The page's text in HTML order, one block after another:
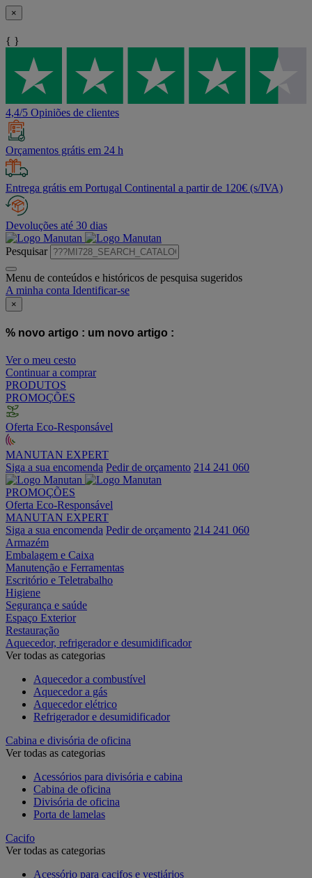
×
{ }
4,4/5 Opiniões de clientes
Orçamentos grátis em 24 h
Entrega grátis em Portugal Continental a partir de 120€ (s/IVA)
Devoluções até 30 dias
Pesquisar
Menu de conteúdos e históricos de pesquisa sugeridos
A minha conta Identificar-se
×
% novo artigo : um novo artigo :
Ver o meu cesto
Continuar a comprar
PRODUTOS
PROMOÇÕES
Oferta Eco-Responsável
MANUTAN EXPERT
Siga a sua encomenda Pedir de orçamento 214 241 060
PROMOÇÕES
Oferta Eco-Responsável
MANUTAN EXPERT
Siga a sua encomenda Pedir de orçamento 214 241 060
Armazém
Embalagem e Caixa
Manutenção e Ferramentas
Escritório e Teletrabalho
Higiene
Segurança e saúde
Espaço Exterior
Restauração
Aquecedor, refrigerador e desumidificador
Ver todas as categorias
Aquecedor a combustível
Aquecedor a gás
Aquecedor elétrico
Refrigerador e desumidificador
Cabina e divisória de oficina
Ver todas as categorias
Acessórios para divisória e cabina
Cabina de oficina
Divisória de oficina
Porta de lamelas
Cacifo
Ver todas as categorias
Acessório para cacifos e vestiários